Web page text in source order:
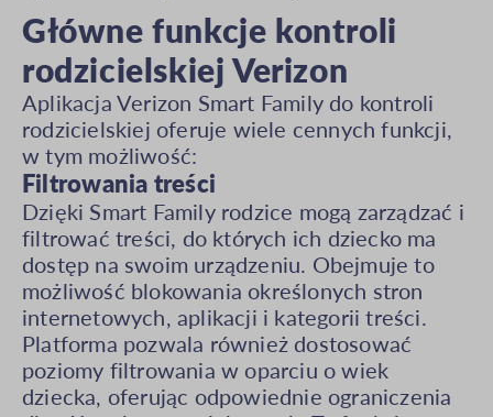
Główne funkcje kontroli
rodzicielskiej Verizon
Aplikacja Verizon Smart Family do kontroli
rodzicielskiej oferuje wiele cennych funkcji,
w tym możliwość:
Filtrowania treści
Dzięki Smart Family rodzice mogą zarządzać i
filtrować treści, do których ich dziecko ma
dostęp na swoim urządzeniu. Obejmuje to
możliwość blokowania określonych stron
internetowych, aplikacji i kategorii treści.
Platforma pozwala również dostosować
poziomy filtrowania w oparciu o wiek
dziecka, oferując odpowiednie ograniczenia